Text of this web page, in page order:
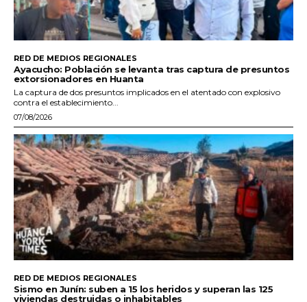
RED DE MEDIOS REGIONALES
Ayacucho: Población se levanta tras captura de presuntos
extorsionadores en Huanta
La captura de dos presuntos implicados en el atentado con explosivo
contra el establecimiento...
07/08/2026
RED DE MEDIOS REGIONALES
Sismo en Junín: suben a 15 los heridos y superan las 125
viviendas destruidas o inhabitables